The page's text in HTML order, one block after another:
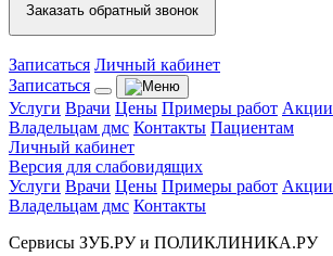
Заказать обратный звонок
Записаться Личный кабинет
Записаться
Услуги Врачи Цены Примеры работ Акции
Владельцам дмс Контакты Пациентам
Личный кабинет
Версия для слабовидящих
Услуги Врачи Цены Примеры работ Акции
Владельцам дмс Контакты
Сервисы ЗУБ.РУ и ПОЛИКЛИНИКА.РУ